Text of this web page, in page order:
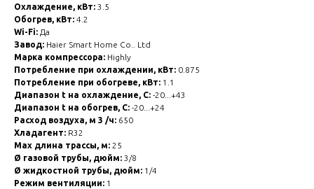
Охлаждение, кВт: 3.5
Обогрев, кВт: 4.2
Wi-Fi: Да
Завод: Haier Smart Home Co.. Ltd
Марка компрессора: Highly
Потребление при охлаждении, кВт: 0.875
Потребление при обогреве, кВт: 1.1
Диапазон t на охлаждение, С: -20...+43
Диапазон t на обогрев, С: -20...+24
Расход воздуха, м 3 /ч: 650
Хладагент: R32
Max длина трассы, м: 25
Ø газовой трубы, дюйм: 3/8
Ø жидкостной трубы, дюйм: 1/4
Режим вентиляции: 1